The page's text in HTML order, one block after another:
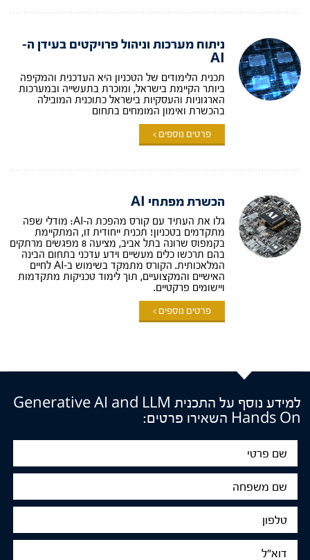
ניתוח מערכות וניהול פרויקטים בעידן ה-
AI
תכנית הלימודים של הטכניון היא העדכנית והמקיפה
ביותר הקיימת בישראל, ומוכרת בתעשייה ובמערכות
הארגוניות והעסקיות בישראל כתוכנית המובילה
בהכשרת ואימון המומחים בתחום
פרטים נוספים >
הכשרת מפתחי AI
גלו את העתיד עם קורס מהפכת ה-AI: מודלי שפה
מתקדמים בטכניון! תכנית ייחודית זו, המתקיימת
בקמפוס שרונה בתל אביב, מציעה 8 מפגשים מרתקים
בהם תרכשו כלים מעשיים וידע עדכני בתחום הבינה
המלאכותית. הקורס מתמקד בשימוש ב-AI לחיים
האישיים והמקצועיים, תוך לימוד טכניקות מתקדמות
ויישומים פרקטיים.
פרטים נוספים >
למידע נוסף על התכנית Generative AI and LLM
Hands On השאירו פרטים:
פרטי
משפחה